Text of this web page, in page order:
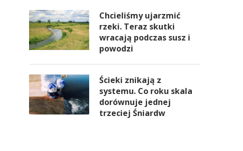
Chcieliśmy ujarzmić
rzeki. Teraz skutki
wracają podczas susz i
powodzi
Ścieki znikają z
systemu. Co roku skala
dorównuje jednej
trzeciej Śniardw